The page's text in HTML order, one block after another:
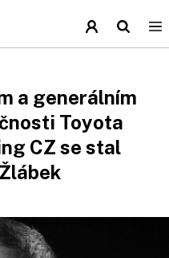
a generálním
Toyota
CZ se stal